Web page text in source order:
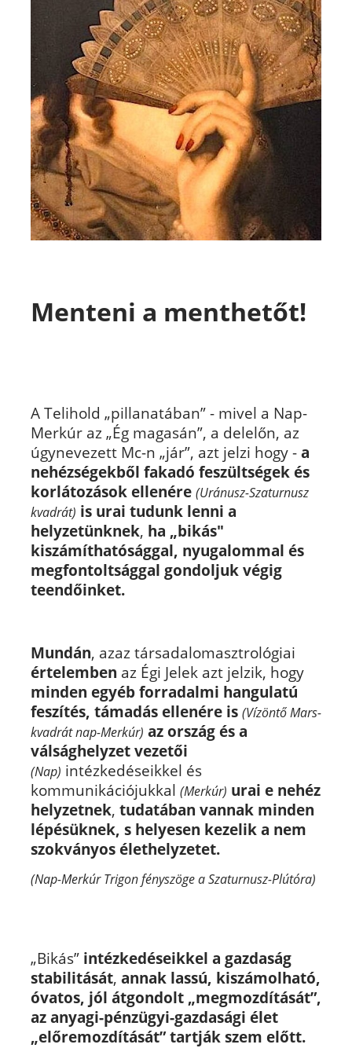
Menteni a menthetőt!
A Telihold „pillanatában” - mivel a Nap-
Merkúr az „Ég magasán”, a delelőn, az
úgynevezett Mc-n „jár”, azt jelzi hogy - a
nehézségekből fakadó feszültségek és
korlátozások ellenére (Uránusz-Szaturnusz
kvadrát) is urai tudunk lenni a
helyzetünknek, ha „bikás"
kiszámíthatósággal, nyugalommal és
megfontoltsággal gondoljuk végig
teendőinket.
Mundán, azaz társadalomasztrológiai
értelemben az Égi Jelek azt jelzik, hogy
minden egyéb forradalmi hangulatú
feszítés, támadás ellenére is (Vízöntő Mars-
kvadrát nap-Merkúr) az ország és a
válsághelyzet vezetői
(Nap) intézkedéseikkel és
kommunikációjukkal (Merkúr) urai e nehéz
helyzetnek, tudatában vannak minden
lépésüknek, s helyesen kezelik a nem
szokványos élethelyzetet.
(Nap-Merkúr Trigon fényszöge a Szaturnusz-Plútóra)
„Bikás”intézkedéseikkel a gazdaság
stabilitását, annak lassú, kiszámolható,
óvatos, jól átgondolt „megmozdítását”,
az anyagi-pénzügyi-gazdasági élet
„előremozdítását” tartják szem előtt.